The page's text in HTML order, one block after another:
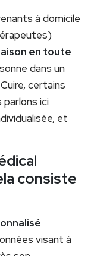
à domicile
en toute
dans un
certains
ici
et
consiste
visant à